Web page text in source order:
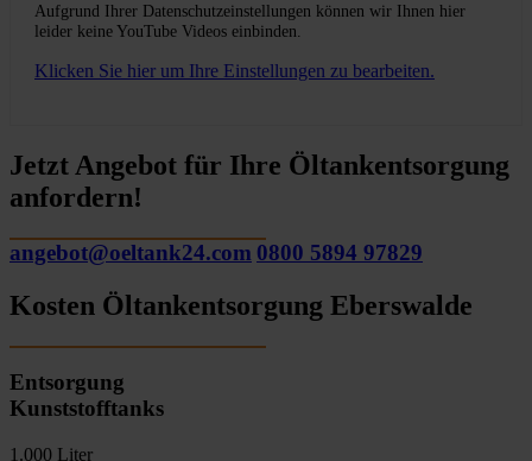
Aufgrund Ihrer Datenschutzeinstellungen können wir Ihnen hier
leider keine YouTube Videos einbinden.
Klicken Sie hier um Ihre Einstellungen zu bearbeiten.
Jetzt Angebot für Ihre Öltankentsorgung
anfordern!
angebot@oeltank24.com 0800 5894 97829
Kosten Öltankentsorgung Eberswalde
Entsorgung
Kunststofftanks
1.000 Liter